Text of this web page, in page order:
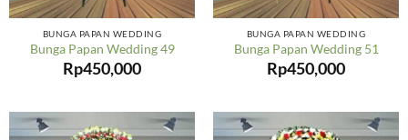
BUNGA PAPAN WEDDING
Bunga Papan Wedding 49
Rp450,000
BUNGA PAPAN WEDDING
Bunga Papan Wedding 51
Rp450,000